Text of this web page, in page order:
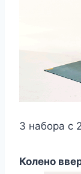
3 набора с
Колено